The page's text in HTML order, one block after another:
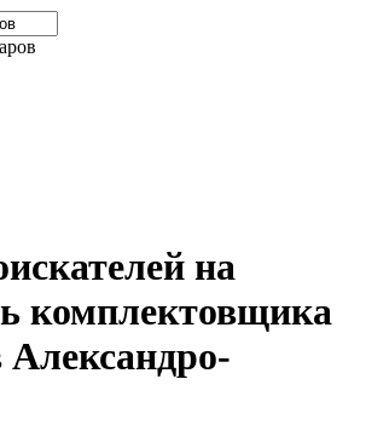
на
комплектовщика
Александро-